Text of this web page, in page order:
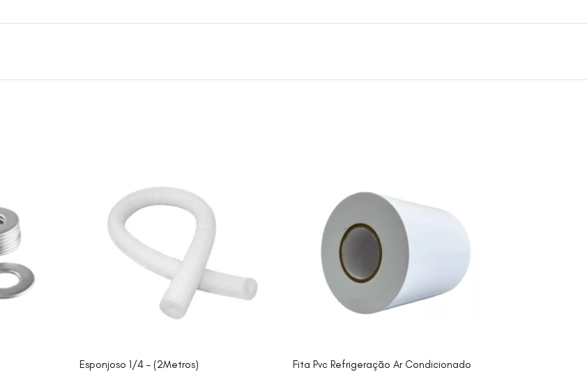
Esponjoso 1/4 – (2Metros) Fita Pvc Refrigeração Ar Condicionado